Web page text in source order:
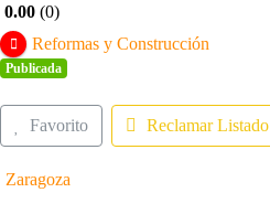
0.00 0
Reformas y Construcción
Publicada
Favorito Reclamar Listado
Zaragoza